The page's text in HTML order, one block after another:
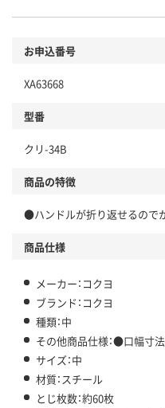
お申込番号
XA63668
型番
クリ-34B
商品の特徴
●ハンドルが折り返せるので
商品仕様
メーカー：コクヨ
ブランド：コクヨ
種類：中
その他商品仕様：●口幅寸法
サイズ：中
材質：スチール
とじ枚数：約60枚